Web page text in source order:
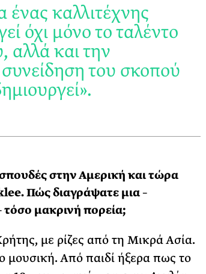
καλλιτέχνης
όχι μόνο το ταλέντο
αλλά και την
του σκοπού
στην Αμερική και τώρα
Πώς διαγράψατε μια –
τόσο μακρινή πορεία;
με ρίζες από τη Μικρά Ασία.
μουσική. Από παιδί ήξερα πως το